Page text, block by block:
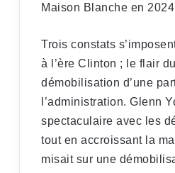
Maison Blanche en
Trois constats
à l’ère Clinton ; le flair
démobilisation d’une
l’administration. Glenn
spectaculaire avec les
tout en accroissant la
misait sur une